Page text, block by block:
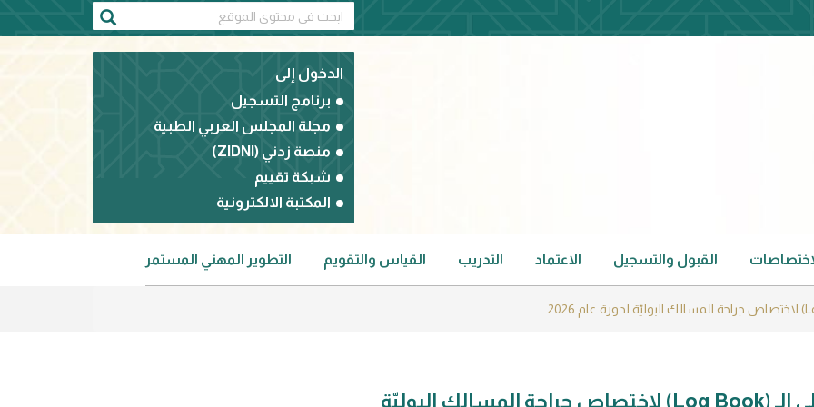
الدخول إلى
برنامج التسجيل
مجلة المجلس العربي الطبية
منصة زدني (ZIDNI)
شبكة تقييم
المكتبة الالكترونية
القبول والتسجيل الاعتماد التدريب القياس والتقويم التطوير المهني المستمر
اســتقبال ســجلّ الأداء العلمي والعملي الـ (Log Book) لاختصاص جراحة المسالك البوليّة